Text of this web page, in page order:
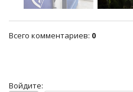
Всего комментариев: 0
Войдите: